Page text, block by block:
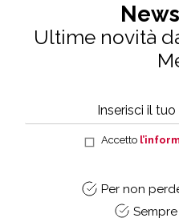
Ultime novità
Accetto
Per non